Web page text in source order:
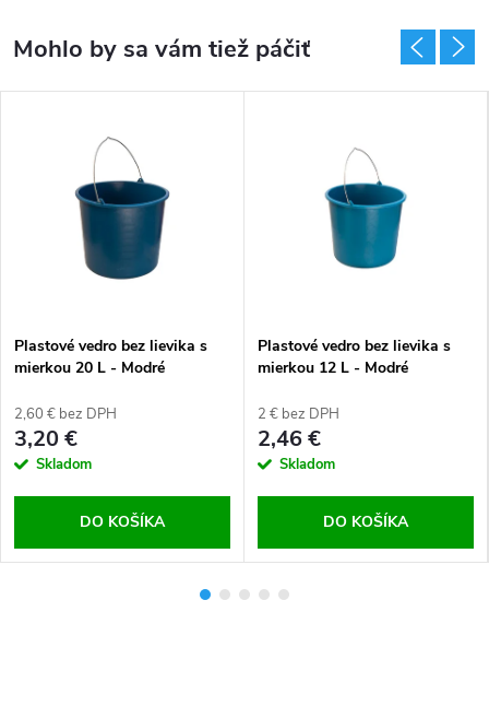
Plastové vedro bez lievika s
mierkou 20 L - Modré
2,60 € bez DPH
3,20 €
Skladom
DO KOŠÍKA
Plastové vedro bez lievika s
mierkou 12 L - Modré
2 € bez DPH
2,46 €
Skladom
DO KOŠÍKA